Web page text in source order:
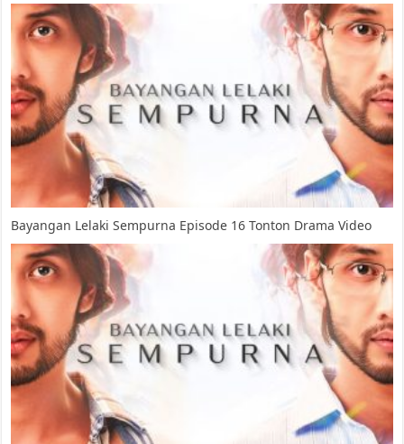
Bayangan Lelaki Sempurna Episode 16 Tonton Drama Video